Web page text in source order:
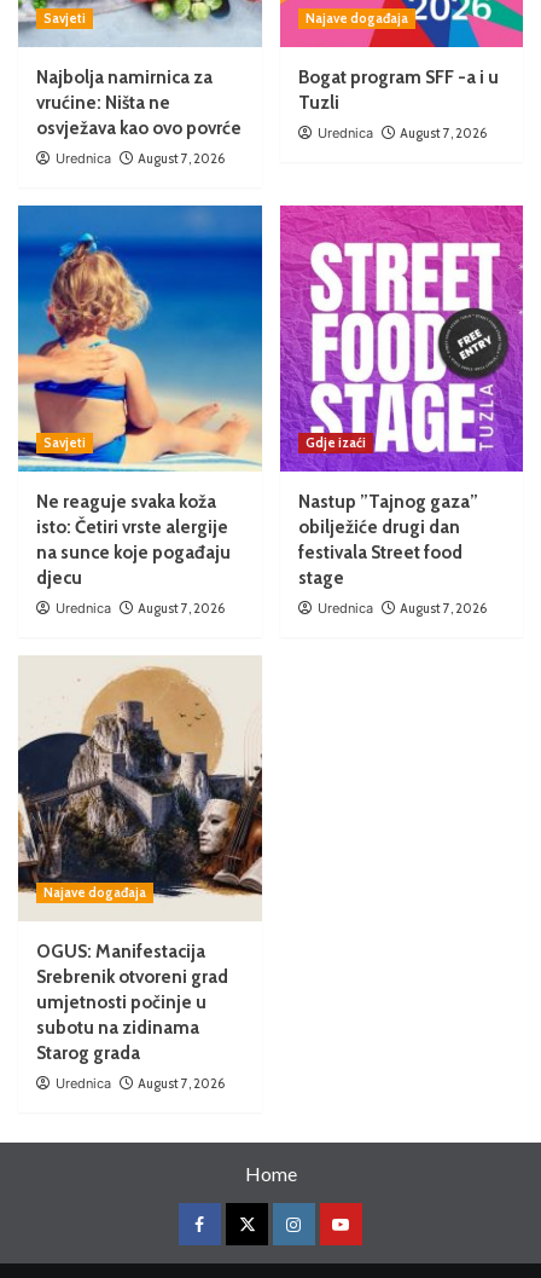
Savjeti
Najbolja namirnica za
vrućine: Ništa ne
osvježava kao ovo povrće
Urednica August 7, 2026
Najave događaja
Bogat program SFF -a i u
Tuzli
Urednica August 7, 2026
Savjeti
Ne reaguje svaka koža
isto: Četiri vrste alergije
na sunce koje pogađaju
djecu
Urednica August 7, 2026
Gdje izaći
Nastup ”Tajnog gaza”
obilježiće drugi dan
festivala Street food
stage
Urednica August 7, 2026
Najave događaja
OGUS: Manifestacija
Srebrenik otvoreni grad
umjetnosti počinje u
subotu na zidinama
Starog grada
Urednica August 7, 2026
Home